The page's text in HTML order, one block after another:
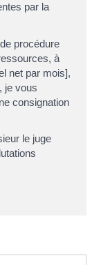
par la
procédure
à
net par mois],
je vous
consignation
le juge